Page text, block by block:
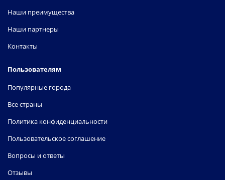
Наши преимущества
Наши партнеры
Контакты
Пользователям
Популярные города
Все страны
Политика конфиденциальности
Пользовательское соглашение
Вопросы и ответы
Отзывы